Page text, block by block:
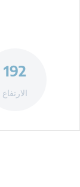
192
الارتفاع